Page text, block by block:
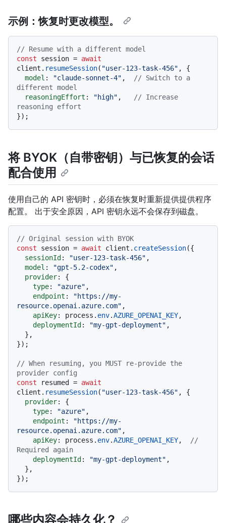
示例：恢复时更改模型。
// Resume with a different model
const session = await
client. resumeSession( "user-123-task-456" , {
model : "claude-sonnet-4" , // Switch to a
different model
reasoningEffort : "high" , // Increase
reasoning effort
将 BYOK（自带密钥）与已恢复的会话
配合使用
使用自己的 API 密钥时，必须在恢复时重新提供提供程序
配置。 出于安全原因，API 密钥永远不会保存到磁盘。
// Original session with BYOK
const session = await client. createSession({
sessionId : "user-123-task-456" ,
model : "gpt-5.2-codex" ,
provider: {
type: "azure" ,
endpoint :
"https://my-
resource.openai.azure.com" ,
apiKey: process. env.AZURE_OPENAI_KEY,
deploymentId : "my-gpt-deployment" ,
});
// When resuming, you MUST re-provide the
provider config
const resumed = await
client. resumeSession( "user-123-task-456" , {
provider: {
type: "azure" ,
endpoint :
"https://my-
resource.openai.azure.com" ,
apiKey: process. env.AZURE_OPENAI_KEY,
//
Required again
deploymentId : "my-gpt-deployment" ,
哪些内容会持久化？